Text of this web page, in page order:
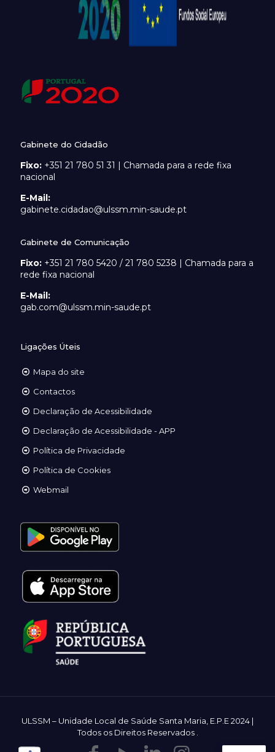
Gabinete do Cidadão
Fixo: +351 21 780 51 31 | Chamada para a rede fixa
nacional
E-Mail:
gabinete.cidadao@ulssm.min-saude.pt
Gabinete de Comunicação
Fixo: +351 21 780 5420 / 21 780 5238 | Chamada para a
rede fixa nacional
E-Mail:
gab.com@ulssm.min-saude.pt
Ligações Úteis
Mapa do site
Contactos
Declaração de Acessibilidade
Declaração de Acessibilidade - APP
Política de Privacidade
Política de Cookies
Webmail
ULSSM – Unidade Local de Saúde Santa Maria, E.P.E 2024 |
Todos os Direitos Reservados